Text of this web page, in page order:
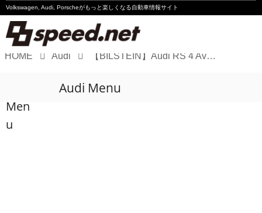
Volkswagen, Audi, Porscheがもっと楽しくなる自動車情報サイト
Audi
HOME Audi 【BILSTEIN】Audi RS 4 AvantをB16でリフレッシュ
Men
u
Audi Menu